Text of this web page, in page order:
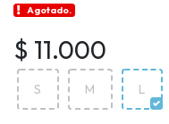
Agotado.
$ 11.000
S M L